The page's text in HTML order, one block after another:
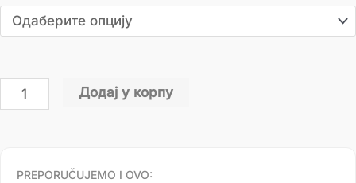
Додај у корпу
PREPORUČUJEMO I OVO: